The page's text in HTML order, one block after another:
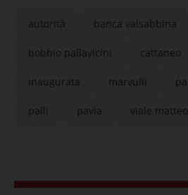
autorità banca valsabbina
bobbio pallavicini cattaneo
inaugurata marvulli
palli pavia viale